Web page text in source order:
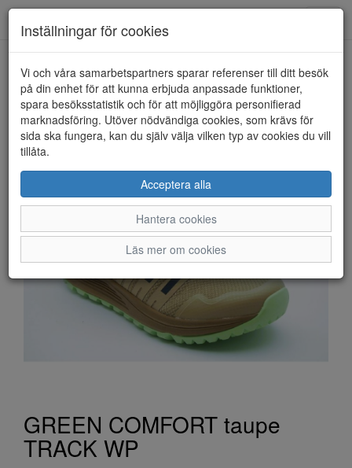
HEM GREEN COMFORT
GREEN COMFORT taupe
TRACK WP
Inställningar för cookies
Vi och våra samarbetspartners sparar referenser till ditt besök
på din enhet för att kunna erbjuda anpassade funktioner,
spara besöksstatistik och för att möjliggöra personifierad
marknadsföring. Utöver nödvändiga cookies, som krävs för
sida ska fungera, kan du själv välja vilken typ av cookies du vill
tillåta.
Acceptera alla
Hantera cookies
Läs mer om cookies